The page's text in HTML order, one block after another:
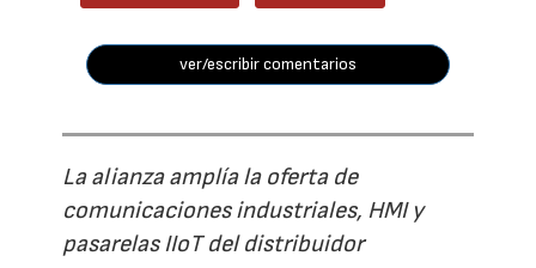
ver/escribir comentarios
La alianza amplía la oferta de
comunicaciones industriales, HMI y
pasarelas IIoT del distribuidor